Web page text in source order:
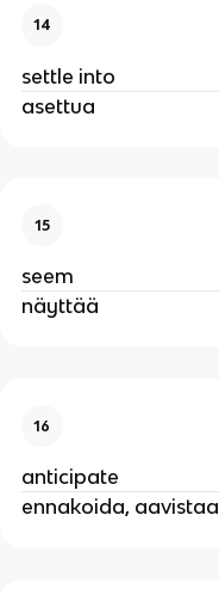
14
settle into
asettua
15
seem
näyttää
16
anticipate
ennakoida, aavistaa